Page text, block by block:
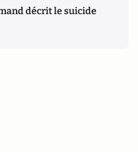
décrit le suicide